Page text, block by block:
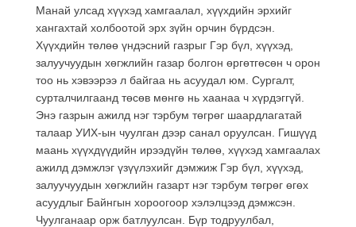
Манай улсад хүүхэд хамгаалал, хүүхдийн эрхийг
хангахтай холбоотой эрх зүйн орчин бүрдсэн.
Хүүхдийн төлөө үндэсний газрыг Гэр бүл, хүүхэд,
залуучуудын хөгжлийн газар болгон өргөтгөсөн ч орон
тоо нь хэвээрээ л байгаа нь асуудал юм. Сургалт,
сурталчилгаанд төсөв мөнгө нь хаанаа ч хүрдэггүй.
Энэ газрын ажилд нэг тэрбум төгрөг шаардлагатай
талаар УИХ-ын чуулган дээр санал оруулсан. Гишүүд
маань хүүхдүүдийн ирээдүйн төлөө, хүүхэд хамгаалах
ажилд дэмжлэг үзүүлэхийг дэмжиж Гэр бүл, хүүхэд,
залуучуудын хөгжлийн газарт нэг тэрбум төгрөг өгөх
асуудлыг Байнгын хороогоор хэлэлцээд дэмжсэн.
Чуулганаар орж батлуулсан. Бүр тодруулбал,